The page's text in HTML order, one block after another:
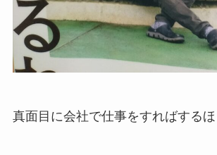
真面目に会社で仕事をすればするほ